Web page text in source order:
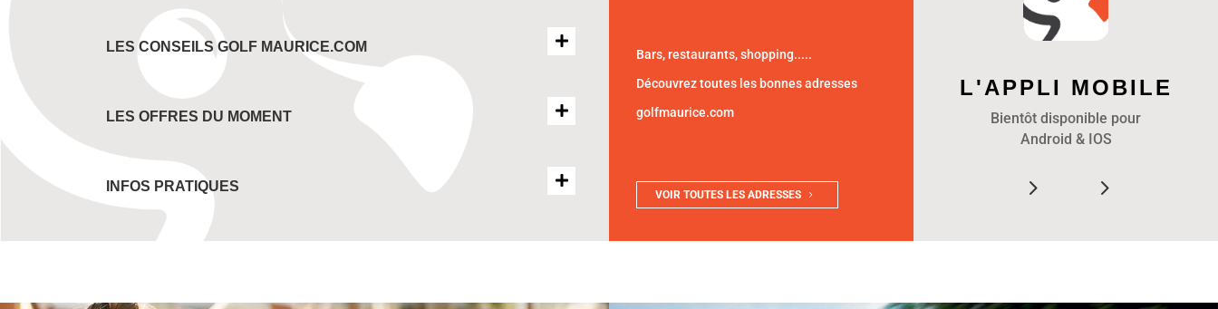
LES CONSEILS GOLF MAURICE.COM
LES OFFRES DU MOMENT
INFOS PRATIQUES
Bars, restaurants, shopping.....
Découvrez toutes les bonnes adresses
golfmaurice.com
VOIR TOUTES LES ADRESSES
L'APPLI MOBILE
Bientôt disponible pour
Android & IOS